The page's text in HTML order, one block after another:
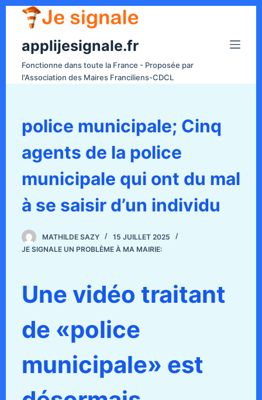
applijesignale.fr
Fonctionne dans toute la France - Proposée par
l'Association des Maires Franciliens-CDCL
police municipale; Cinq
agents de la police
municipale qui ont du mal
à se saisir d’un individu
MATHILDE SAZY
15 JUILLET 2025
JE SIGNALE UN PROBLÈME À MA MAIRIE:
Une vidéo traitant
de «police
municipale» est